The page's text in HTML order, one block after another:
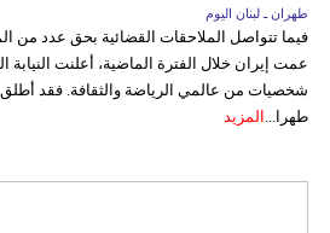
طهران ـ لبنان اليوم
فيما تتواصل الملاحقات القضائية بحق عدد من
عمت إيران خلال الفترة الماضية، أعلنت النيابة
شخصيات من عالمي الرياضة والثقافة. فقد
طهرا... المزيد